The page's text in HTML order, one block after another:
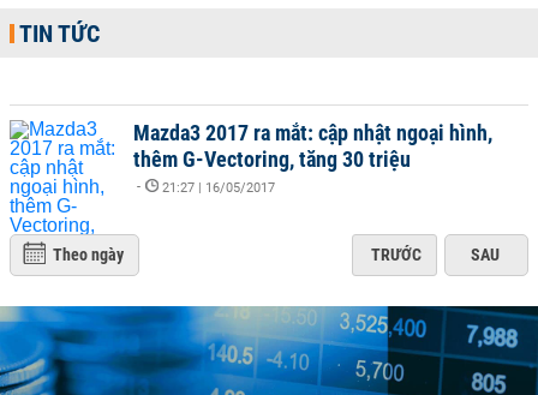
TIN TỨC
Mazda3 2017 ra mắt: cập nhật ngoại hình,
thêm G-Vectoring, tăng 30 triệu
- 21:27 | 16/05/2017
Theo ngày TRƯỚC SAU